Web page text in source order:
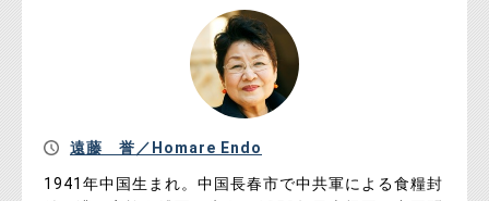
遠藤 誉／Homare Endo
1941年中国生まれ。中国長春市で中共軍による食糧封